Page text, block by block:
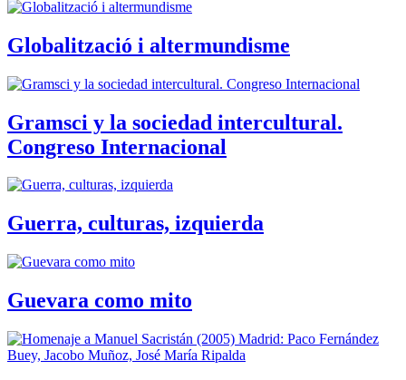
Globalització i altermundisme
Gramsci y la sociedad intercultural.
Congreso Internacional
Guerra, culturas, izquierda
Guevara como mito